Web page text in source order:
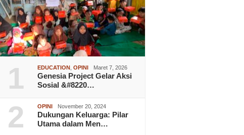
1 EDUCATION ,OPINI Maret 7, 2026
Genesia Project Gelar Aksi
Sosial &#8220…
2 OPINI November 20, 2024
Dukungan Keluarga: Pilar
Utama dalam Men…